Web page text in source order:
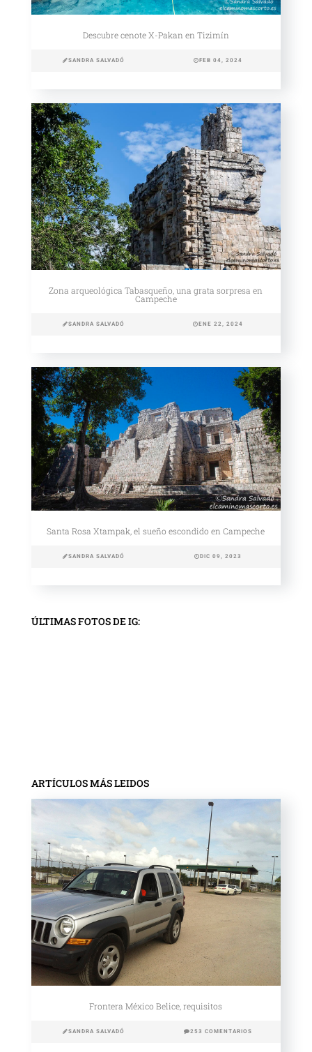
Descubre cenote X-Pakan en Tizimín
SANDRA SALVADÓ FEB 04, 2024
Zona arqueológica Tabasqueño, una grata sorpresa en
Campeche
SANDRA SALVADÓ ENE 22, 2024
Santa Rosa Xtampak, el sueño escondido en Campeche
SANDRA SALVADÓ DIC 09, 2023
ÚLTIMAS FOTOS DE IG:
ARTÍCULOS MÁS LEIDOS
Frontera México Belice, requisitos
SANDRA SALVADÓ 253 COMENTARIOS